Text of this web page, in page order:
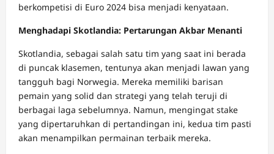
berkompetisi di Euro 2024 bisa menjadi kenyataan.
Menghadapi Skotlandia: Pertarungan Akbar Menanti
Skotlandia, sebagai salah satu tim yang saat ini berada
di puncak klasemen, tentunya akan menjadi lawan yang
tangguh bagi Norwegia. Mereka memiliki barisan
pemain yang solid dan strategi yang telah teruji di
berbagai laga sebelumnya. Namun, mengingat stake
yang dipertaruhkan di pertandingan ini, kedua tim pasti
akan menampilkan permainan terbaik mereka.